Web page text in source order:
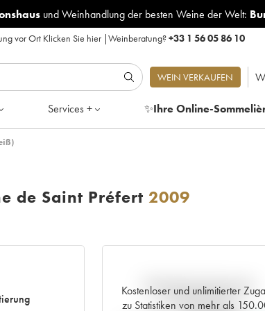
und Weinhandlung der besten Weine der Welt:
vor Ort Klicken Sie hier|Weinberatung?+33 1 56 05 86 10
WEIN VERKAUFEN
Services + ✨Ihre Online-
de Saint Préfert 2009
Kostenloser und unlimitierter
zu Statistiken von mehr als
Aktuelle Entwicklung der
Preisnotierung